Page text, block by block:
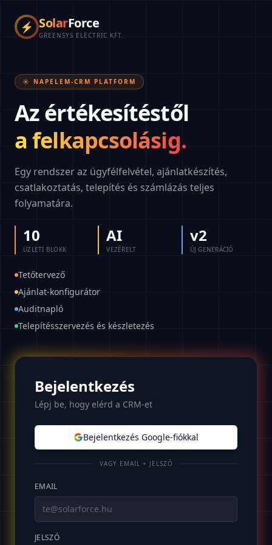
⚡ SolarForce
GREENSYS ELECTRIC KFT.
☀️ NAPELEM-CRM PLATFORM
Az értékesítéstől
a felkapcsolásig.
Egy rendszer az ügyfélfelvétel, ajánlatkészítés,
csatlakoztatás, telepítés és számlázás teljes
folyamatára.
10
ÜZLETI BLOKK
AI
VEZÉRELT
v2
ÚJ GENERÁCIÓ
Tetőtervező
Ajánlat-konfigurátor
Auditnapló
Telepítésszervezés és készletezés
Bejelentkezés
Lépj be, hogy elérd a CRM-et
Bejelentkezés Google-fiókkal
VAGY EMAIL + JELSZÓ
EMAIL
JELSZÓ